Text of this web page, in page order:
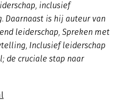
inclusief
Daarnaast is hij auteur van
leiderschap, Spreken met
Inclusief leiderschap
de cruciale stap naar